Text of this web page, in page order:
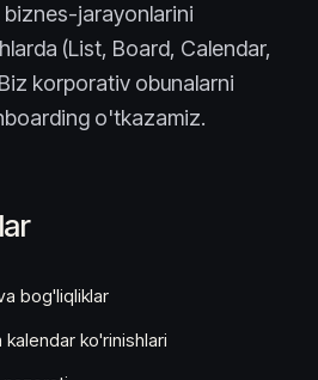
jarayonlarini
(List, Board, Calendar,
korporativ obunalarni
o'tkazamiz.
bog'liqliklar
ko'rinishlari